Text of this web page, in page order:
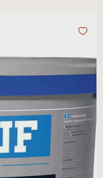
?
vous guider pas à